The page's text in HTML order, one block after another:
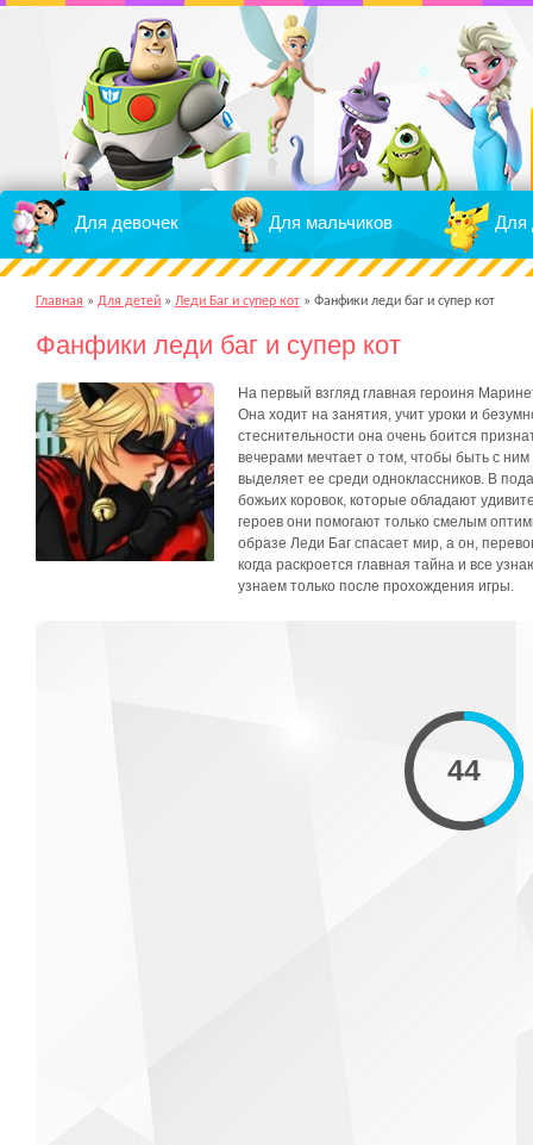
Для девочек Для мальчиков Для
Главная » Для детей » Леди Баг и супер кот » Фанфики леди баг и супер кот
Фанфики леди баг и супер кот
На первый взгляд главная героиня
Она ходит на занятия, учит уроки и
стеснительности она очень боится
вечерами мечтает о том, чтобы быть с
выделяет ее среди одноклассников. В
божьих коровок, которые обладают
героев они помогают только смелым
образе Леди Баг спасает мир, а он,
когда раскроется главная тайна и все
узнаем только после прохождения игры.